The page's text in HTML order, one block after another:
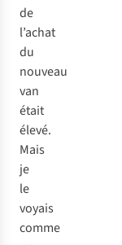
de
l’achat
du
nouveau
van
était
élevé.
Mais
je
le
voyais
comme